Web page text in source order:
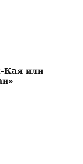
Кая или